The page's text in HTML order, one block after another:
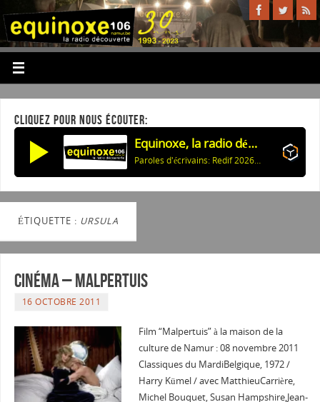
CLIQUEZ POUR NOUS ÉCOUTER:
Equinoxe, la radio découverte
Paroles d'écrivains: Redif 2026: Celui qui revient (K.Han) & Ann d'Angleterre (J.Deck)
ÉTIQUETTE : URSULA
Cinéma – Malpertuis
16 OCTOBRE 2011
Film “Malpertuis” à la maison de la
culture de Namur : 08 novembre 2011
Classiques du MardiBelgique, 1972 /
Harry Kümel / avec MatthieuCarrière,
Michel Bouquet, Susan Hampshire,Jean-